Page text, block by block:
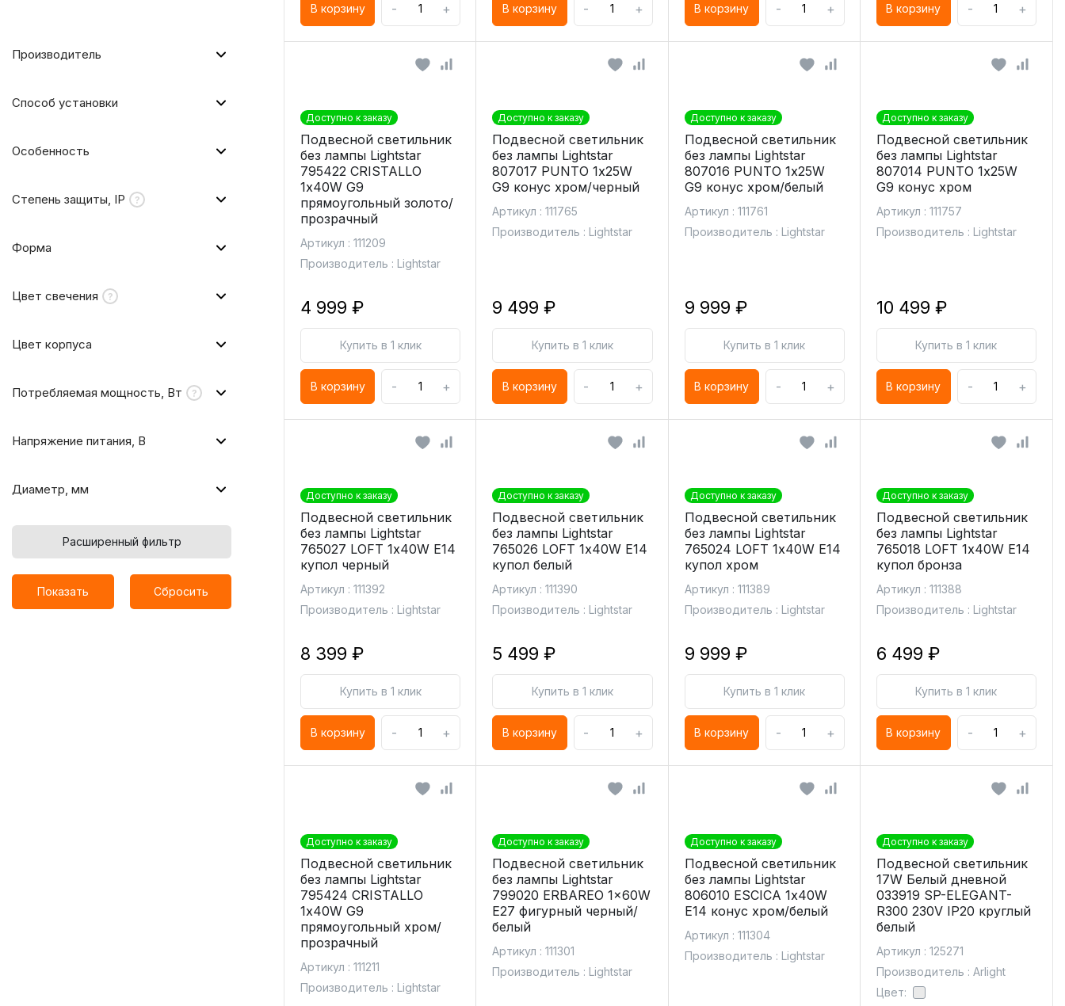
Производитель
Способ установки
Особенность
Степень защиты, IP
Форма
Цвет свечения
Цвет корпуса
Потребляемая мощность, Вт
Напряжение питания, В
Диаметр, мм
Расширенный фильтр
Показать Сбросить
В корзину - + В корзину - + В корзину - + В корзину - +
Доступно к заказу
Подвесной светильник
без лампы Lightstar
795422 CRISTALLO
1х40W G9
прямоугольный золото/
прозрачный
Артикул : 111209
Производитель : Lightstar
4 999 ₽
Купить в 1 клик
В корзину - +
Доступно к заказу
Подвесной светильник
без лампы Lightstar
807017 PUNTO 1х25W
G9 конус хром/черный
Артикул : 111765
Производитель : Lightstar
9 499 ₽
Купить в 1 клик
В корзину - +
Доступно к заказу
Подвесной светильник
без лампы Lightstar
807016 PUNTO 1х25W
G9 конус хром/белый
Артикул : 111761
Производитель : Lightstar
9 999 ₽
Купить в 1 клик
В корзину - +
Доступно к заказу
Подвесной светильник
без лампы Lightstar
807014 PUNTO 1х25W
G9 конус хром
Артикул : 111757
Производитель : Lightstar
10 499 ₽
Купить в 1 клик
В корзину - +
Доступно к заказу
Подвесной светильник
без лампы Lightstar
765027 LOFT 1х40W E14
купол черный
Артикул : 111392
Производитель : Lightstar
8 399 ₽
Купить в 1 клик
В корзину - +
Доступно к заказу
Подвесной светильник
без лампы Lightstar
765026 LOFT 1х40W E14
купол белый
Артикул : 111390
Производитель : Lightstar
5 499 ₽
Купить в 1 клик
В корзину - +
Доступно к заказу
Подвесной светильник
без лампы Lightstar
765024 LOFT 1х40W E14
купол хром
Артикул : 111389
Производитель : Lightstar
9 999 ₽
Купить в 1 клик
В корзину - +
Доступно к заказу
Подвесной светильник
без лампы Lightstar
765018 LOFT 1х40W E14
купол бронза
Артикул : 111388
Производитель : Lightstar
6 499 ₽
Купить в 1 клик
В корзину - +
Доступно к заказу
Подвесной светильник
без лампы Lightstar
795424 CRISTALLO
1х40W G9
прямоугольный хром/
прозрачный
Артикул : 111211
Производитель : Lightstar
Доступно к заказу
Подвесной светильник
без лампы Lightstar
799020 ERBAREO 1x60W
E27 фигурный черный/
белый
Артикул : 111301
Производитель : Lightstar
Доступно к заказу
Подвесной светильник
без лампы Lightstar
806010 ESCICA 1х40W
E14 конус хром/белый
Артикул : 111304
Производитель : Lightstar
Доступно к заказу
Подвесной светильник
17W Белый дневной
033919 SP-ELEGANT-
R300 230V IP20 круглый
белый
Артикул : 125271
Производитель : Arlight
Цвет: